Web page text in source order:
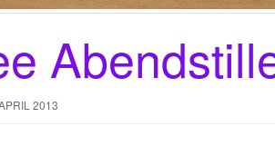
2013